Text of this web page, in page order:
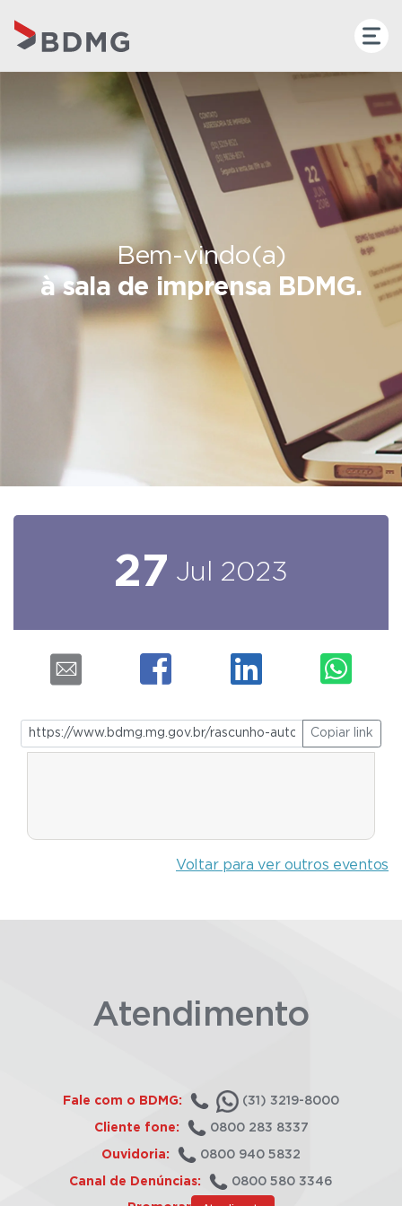
Bem-vindo(a)
à sala de imprensa BDMG.
27 Jul 2023
Copiar link
Voltar para ver outros eventos
Atendimento
Fale com o BDMG: (31) 3219-8000
Cliente fone: 0800 283 8337
Ouvidoria: 0800 940 5832
Canal de Denúncias: 0800 580 3346